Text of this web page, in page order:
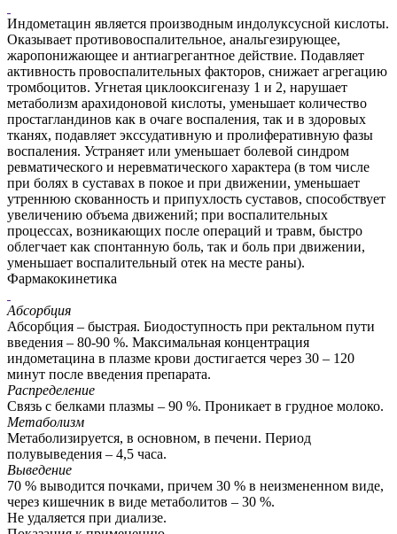
Индометацин является производным индолуксусной кислоты.
Оказывает противовоспалительное, анальгезирующее,
жаропонижающее и антиагрегантное действие. Подавляет
активность провоспалительных факторов, снижает агрегацию
тромбоцитов. Угнетая циклооксигеназу 1 и 2, нарушает
метаболизм арахидоновой кислоты, уменьшает количество
простагландинов как в очаге воспаления, так и в здоровых
тканях, подавляет экссудативную и пролиферативную фазы
воспаления. Устраняет или уменьшает болевой синдром
ревматического и неревматического характера (в том числе
при болях в суставах в покое и при движении, уменьшает
утреннюю скованность и припухлость суставов, способствует
увеличению объема движений; при воспалительных
процессах, возникающих после операций и травм, быстро
облегчает как спонтанную боль, так и боль при движении,
уменьшает воспалительный отек на месте раны).
Фармакокинетика
Абсорбция
Абсорбция – быстрая. Биодоступность при ректальном пути
введения – 80-90 %. Максимальная концентрация
индометацина в плазме крови достигается через 30 – 120
минут после введения препарата.
Распределение
Связь с белками плазмы – 90 %. Проникает в грудное молоко.
Метаболизм
Метаболизируется, в основном, в печени. Период
полувыведения – 4,5 часа.
Выведение
70 % выводится почками, причем 30 % в неизмененном виде,
через кишечник в виде метаболитов – 30 %.
Не удаляется при диализе.